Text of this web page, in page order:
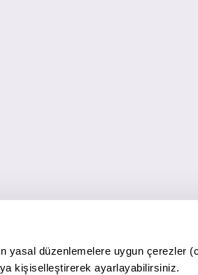
yasal düzenlemelere uygun çerezler
kişiselleştirerek ayarlayabilirsiniz.